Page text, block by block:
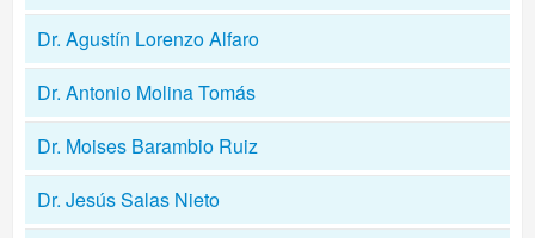
Dr. Agustín Lorenzo Alfaro
Dr. Antonio Molina Tomás
Dr. Moises Barambio Ruiz
Dr. Jesús Salas Nieto